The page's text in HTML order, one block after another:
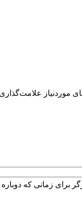
موردنیاز
برای زمانی که